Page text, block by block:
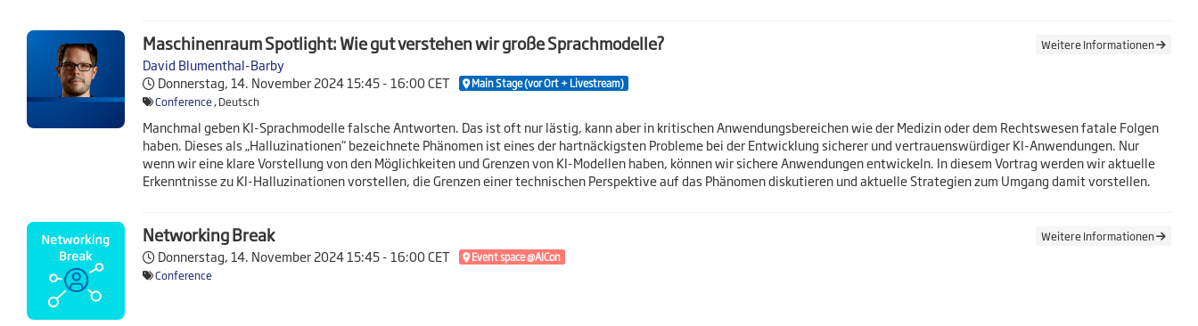
Maschinenraum Spotlight: Wie gut verstehen wir große Sprachmodelle?
David Blumenthal-Barby
Donnerstag, 14. November 202415:45 - 16:00 CET Main Stage (vor Ort + Livestream)
Conference, Deutsch
Weitere Informationen
Manchmal geben KI-Sprachmodelle falsche Antworten. Das ist oft nur lästig, kann aber in kritischen Anwendungsbereichen wie der Medizin oder dem Rechtswesen fatale Folgen
haben. Dieses als „Halluzinationen“ bezeichnete Phänomen ist eines der hartnäckigsten Probleme bei der Entwicklung sicherer und vertrauenswürdiger KI-Anwendungen. Nur
wenn wir eine klare Vorstellung von den Möglichkeiten und Grenzen von KI-Modellen haben, können wir sichere Anwendungen entwickeln. In diesem Vortrag werden wir aktuelle
Erkenntnisse zu KI-Halluzinationen vorstellen, die Grenzen einer technischen Perspektive auf das Phänomen diskutieren und aktuelle Strategien zum Umgang damit vorstellen.
Networking Break
Donnerstag, 14. November 202415:45 - 16:00 CET Event space @AICon
Conference
Weitere Informationen